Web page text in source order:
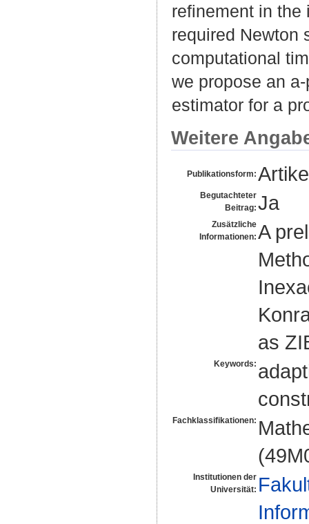
refinement in the
required Newton
computational
we propose an
estimator for a
Weitere
Publikationsform:
Begutachteter
Beitrag: Ja
Zusätzliche
Informationen: A
as
Keywords:
Fachklassifikationen:
Institutionen der
Universität: